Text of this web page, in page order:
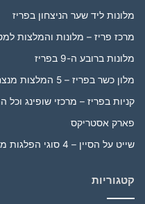
מלונות ליד שער הניצחון בפריז
מרכז פריז – מלונות והמלצות
מלונות ברובע ה-9 בפריז
מלון כשר בפריז – 5 המלצות מנצחות
קניות בפריז – מרכזי שופינג
פארק אסטריקס
שייט על הסיין – 4 סוגי הפלגות מומלצות ב-2026
קטגוריות